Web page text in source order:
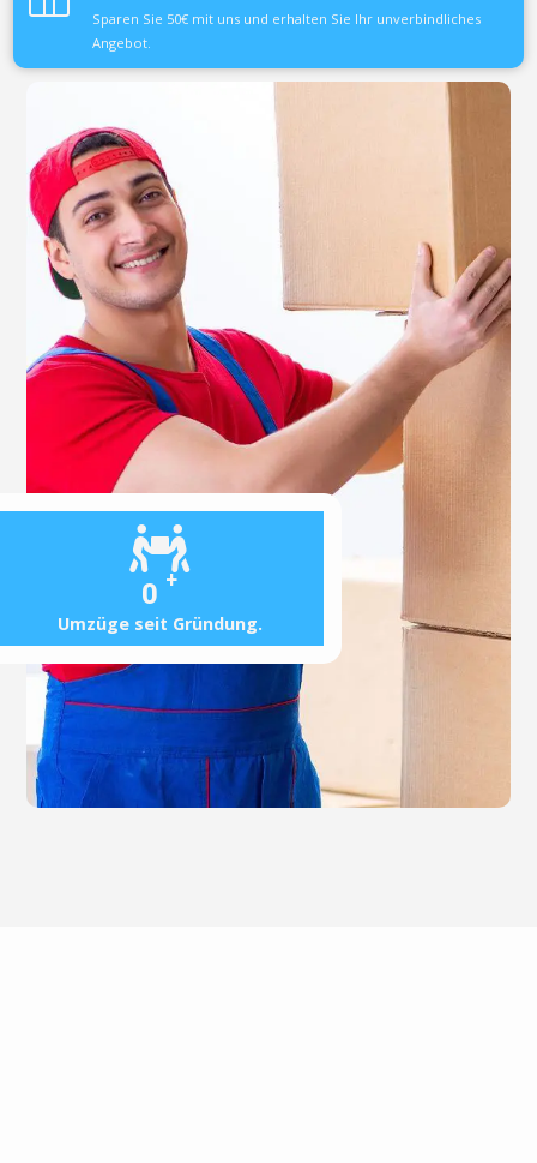
0 +
Umzüge seit Gründung.
Sparen Sie 50€ mit uns und erhalten Sie Ihr unverbindliches
Angebot.